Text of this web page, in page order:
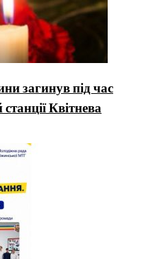
загинув під час
Квітнева